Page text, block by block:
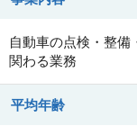
自動車の点検・整備
関わる業務
平均年齢